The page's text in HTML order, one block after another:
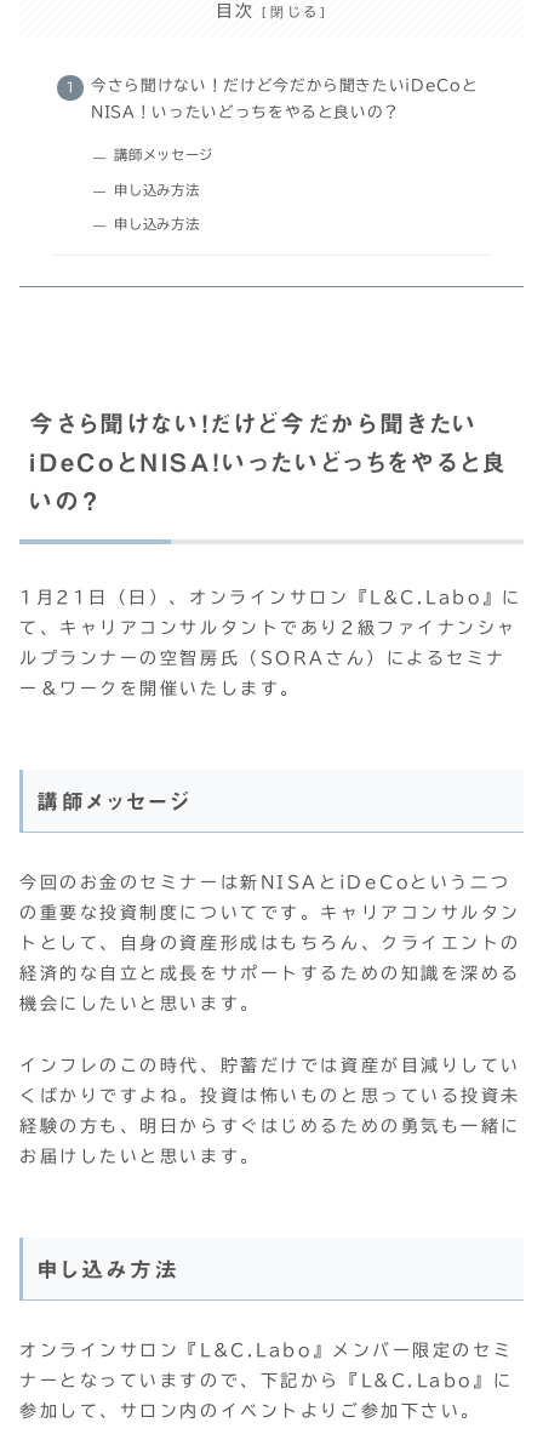
目次
今さら聞けない！だけど今だから聞きたいiDeCoと
NISA！いったいどっちをやると良いの？
講師メッセージ
申し込み方法
申し込み方法
今さら聞けない！だけど今だから聞きたい
iDeCoとNISA！いったいどっちをやると良
いの？
1月21日（日）、オンラインサロン『L&C.Labo』に
て、キャリアコンサルタントであり2級ファイナンシャ
ルプランナーの空智房氏（SORAさん）によるセミナ
ー＆ワークを開催いたします。
講師メッセージ
今回のお金のセミナーは新NISAとiDeCoという二つ
の重要な投資制度についてです。キャリアコンサルタン
トとして、自身の資産形成はもちろん、クライエントの
経済的な自立と成長をサポートするための知識を深める
機会にしたいと思います。
インフレのこの時代、貯蓄だけでは資産が目減りしてい
くばかりですよね。投資は怖いものと思っている投資未
経験の方も、明日からすぐはじめるための勇気も一緒に
お届けしたいと思います。
申し込み方法
オンラインサロン『L&C.Labo』メンバー限定のセミ
ナーとなっていますので、下記から『L&C.Labo』に
参加して、サロン内のイベントよりご参加下さい。